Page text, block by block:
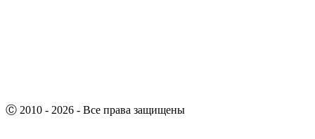
Ⓒ 2010 - 2026 - Все права защищены